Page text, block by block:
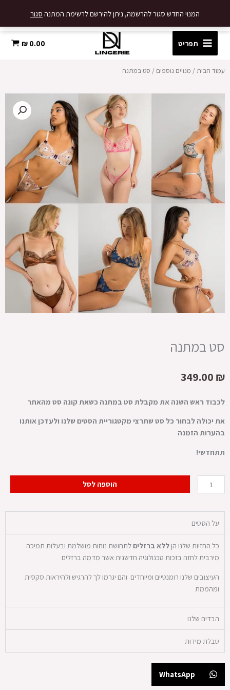
המנוי החדש סגור להרשמה, ניתן להירשם לרשימת המתנה סגור
תפריט 0.00
₪
עמוד הבית/ מנויים נוספים / סט במתנה
סט במתנה
349.00 ₪
לכבוד ראש השנה את מקבלת סט במתנה כשאת קונה סט מהאתר
את יכולה לבחור כל סט שתרצי מקטגוריית הסטים שלנו ולעדכן אותנו
בהערות הזמנה
תתחדשי!
כמות
של
הוספה לסל
על הסטים
כל החזיות שלנו הןללא ברזליםלתחושת נוחות מושלמת ובעלות תמיכה
מירבית לחזה בזכות טכנולוגיה חדשנית אשר מדמה ברזלים
העיצובים שלנו רומנטיים ומיוחדים והם יגרמו לך להרגיש ולהיראות סקסית
ומהממת
הבדים שלנו
טבלת מידות
WhatsApp
סט
במתנה
הוספה לסל